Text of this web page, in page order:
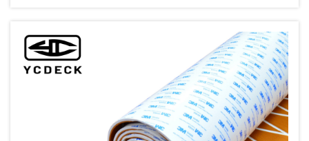
distributeurstraining...